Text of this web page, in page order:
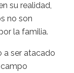
su realidad,
no son
la familia.
a ser atacado